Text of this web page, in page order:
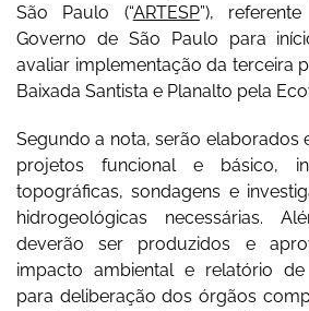
São Paulo (“ARTESP”),
Governo de São Paulo para
avaliar implementação da terceira
Baixada Santista e Planalto pela
Segundo a nota, serão elaborados
projetos funcional e básico,
topográficas, sondagens e
hidrogeológicas necessárias.
deverão ser produzidos e
impacto ambiental e relatório
para deliberação dos órgãos